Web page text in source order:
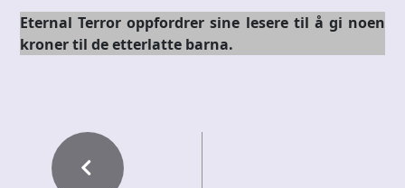
Eternal Terror oppfordrer sine lesere til å gi noen
kroner til de etterlatte barna.